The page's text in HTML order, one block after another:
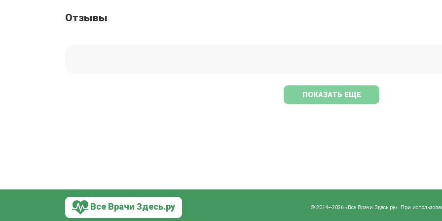
Отзывы
ПОКАЗАТЬ ЕЩЕ
Все Врачи Здесь.ру © 2014—2026 «Все Врачи Здесь.ру». При